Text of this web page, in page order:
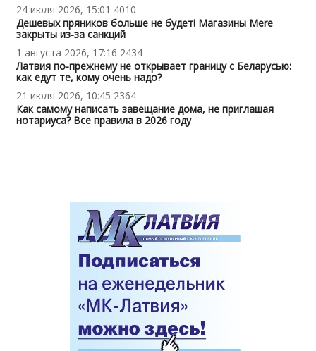
24 июля 2026, 15:01 4010
Дешевых пряников больше не будет! Магазины Mere
закрыты из-за санкций
1 августа 2026, 17:16 2434
Латвия по-прежнему не открывает границу с Беларусью:
как едут те, кому очень надо?
21 июля 2026, 10:45 2364
Как самому написать завещание дома, не приглашая
нотариуса? Все правила в 2026 году